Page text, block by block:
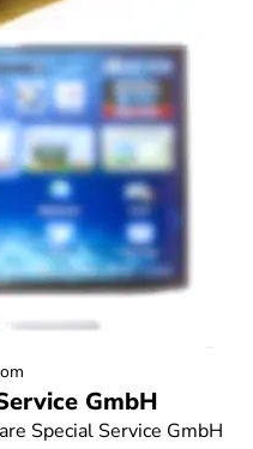
GmbH
Special Service GmbH